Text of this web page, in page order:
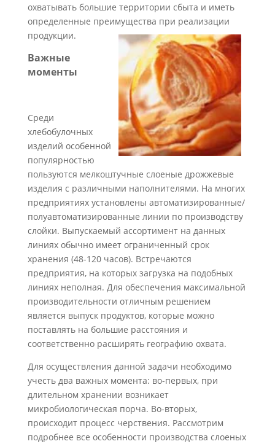
охватывать большие территории сбыта и иметь
определенные преимущества при реализации
продукции.
Важные
моменты
Среди
хлебобулочных
изделий особенной
популярностью
пользуются мелкоштучные слоеные дрожжевые
изделия с различными наполнителями. На многих
предприятиях установлены автоматизированные/
полуавтоматизированные линии по производству
слойки. Выпускаемый ассортимент на данных
линиях обычно имеет ограниченный срок
хранения (48-120 часов). Встречаются
предприятия, на которых загрузка на подобных
линиях неполная. Для обеспечения максимальной
производительности отличным решением
является выпуск продуктов, которые можно
поставлять на большие расстояния и
соответственно расширять географию охвата.
Для осуществления данной задачи необходимо
учесть два важных момента: во-первых, при
длительном хранении возникает
микробиологическая порча. Во-вторых,
происходит процесс черствения. Рассмотрим
подробнее все особенности производства слоеных